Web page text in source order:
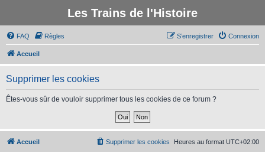
Les Trains de l'Histoire
FAQ Règles Connexion
S’enregistrer
Accueil
Supprimer les cookies
Êtes-vous sûr de vouloir supprimer tous les cookies de ce forum ?
Accueil Heures au format UTC+02:00
Supprimer les cookies